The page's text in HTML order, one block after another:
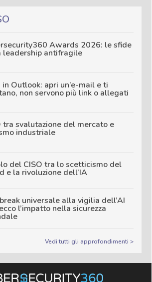
Awards 2026: le sfide
leadership antifragile
Outlook: apri un’e-mail e ti
non servono più link o allegati
tra svalutazione del mercato e
industriale
del CISO tra lo scetticismo del
e la rivoluzione dell’IA
universale alla vigilia dell’AI
l’impatto nella sicurezza
Vedi tutti gli approfondimenti >